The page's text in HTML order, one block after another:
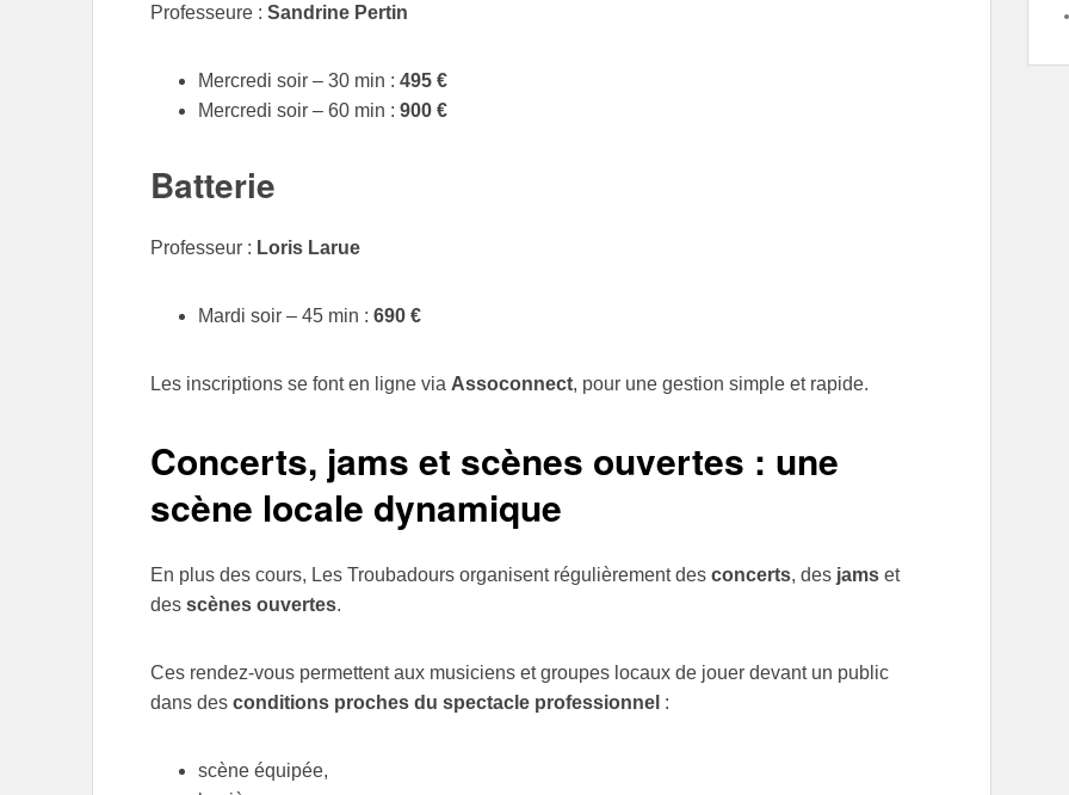
Professeure : Sandrine Pertin
Mercredi soir – 30 min : 495 €
Mercredi soir – 60 min : 900 €
Batterie
Professeur : Loris Larue
Mardi soir – 45 min : 690 €
Les inscriptions se font en ligne via Assoconnect, pour une gestion simple et rapide.
Concerts, jams et scènes ouvertes : une
scène locale dynamique
En plus des cours, Les Troubadours organisent régulièrement des concerts, des jams et
des scènes ouvertes.
Ces rendez‑vous permettent aux musiciens et groupes locaux de jouer devant un public
dans des conditions proches du spectacle professionnel :
scène équipée,